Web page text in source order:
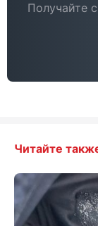
Получайте
Читайте